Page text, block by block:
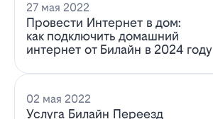
27 мая 2022
Провести Интернет в дом:
как подключить домашний
интернет от Билайн в 2024 году
02 мая 2022
Услуга Билайн Переезд